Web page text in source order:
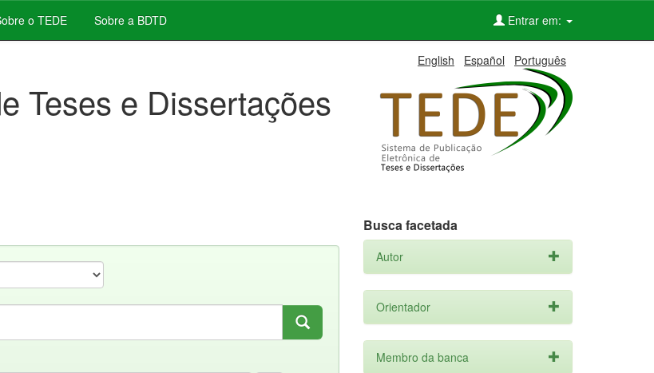
o TEDE Sobre a BDTD Entrar em:
English Español Português
Teses e Dissertações
Busca facetada
Autor
Orientador
Membro da banca